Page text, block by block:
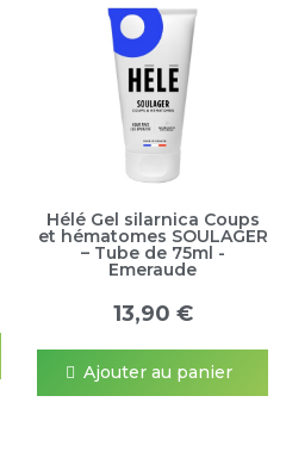
Hélé Gel silarnica Coups
et hématomes SOULAGER
– Tube de 75ml -
Emeraude
13,90 €
Ajouter au panier